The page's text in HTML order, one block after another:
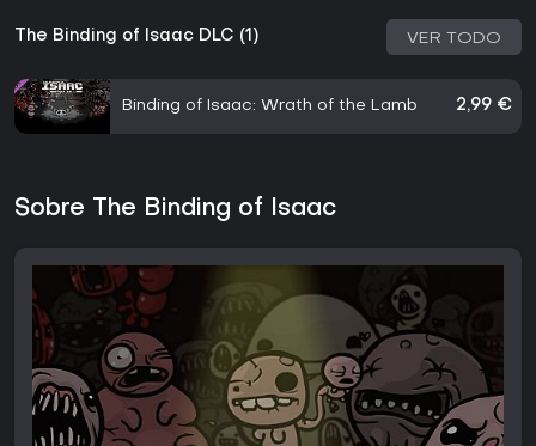
The Binding of Isaac DLC (1) VER TODO
Binding of Isaac: Wrath of the Lamb 2,99 €
Sobre The Binding of Isaac